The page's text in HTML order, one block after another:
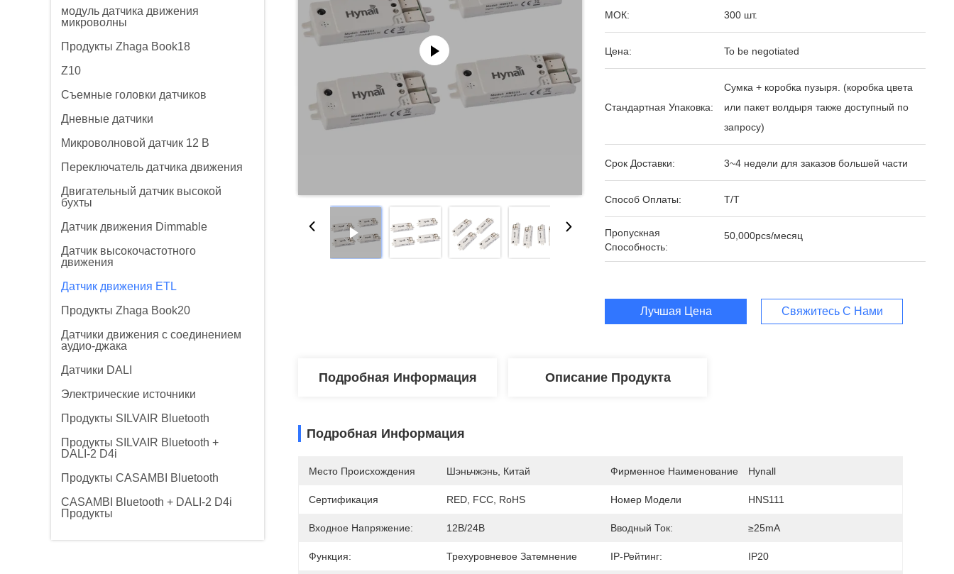
модуль датчика движения
микроволны
Продукты Zhaga Book18
Z10
Съемные головки датчиков
Дневные датчики
Микроволновой датчик 12 В
Переключатель датчика движения
Двигательный датчик высокой
бухты
Датчик движения Dimmable
Датчик высокочастотного
движения
Датчик движения ETL
Продукты Zhaga Book20
Датчики движения с соединением
аудио-джака
Датчики DALI
Электрические источники
Продукты SILVAIR Bluetooth
Продукты SILVAIR Bluetooth +
DALI-2 D4i
Продукты CASAMBI Bluetooth
CASAMBI Bluetooth + DALI-2 D4i
Продукты
МОК: 300 шт.
Цена: To be negotiated
Стандартная Упаковка:
Сумка + коробка пузыря. (коробка цвета
или пакет волдыря также доступный по
запросу)
Срок Доставки: 3~4 недели для заказов большей части
Способ Оплаты: T/T
Пропускная
Способность:
50,000pcs/месяц
Лучшая Цена Свяжитесь С Нами
Подробная Информация Описание Продукта
Подробная Информация
Место Происхождения Шэньчжэнь, Китай Фирменное Наименование Hynall
Сертификация RED, FCC, RoHS Номер Модели HNS111
Входное Напряжение: 12В/24В Вводный Ток: ≥25mA
Функция: Трехуровневое Затемнение IP-Рейтинг: IP20